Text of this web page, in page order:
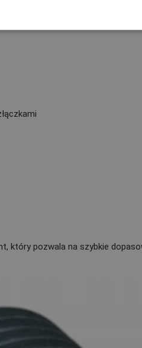
i nawadniających
który pozwala na szybkie